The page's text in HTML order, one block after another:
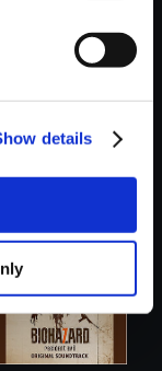
details